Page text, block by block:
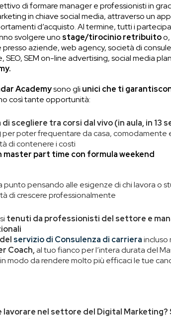
di formare manager e professionisti in
in chiave social media, attraverso un
d’acquisto. Al termine, tutti i
svolgere uno stage/tirocinio retribuito
aziende, web agency, società di
SEO, SEM on-line advertising, social media
Academysono gli unici che ti
così tante opportunità:
scegliere tra corsi dal vivo (in aula, in 13
per poter frequentare da casa, comodamente
di contenere i costi
master part time con formula weekend
punto pensando alle esigenze di chi lavora o
di crescere professionalmente
tenuti da professionisti del settore e
servizio di Consulenza di carrieraincluso
Coach,al tuo fianco per l’intera durata del
modo da rendere molto più efficaci le tue
lavorare nel settore del Digital